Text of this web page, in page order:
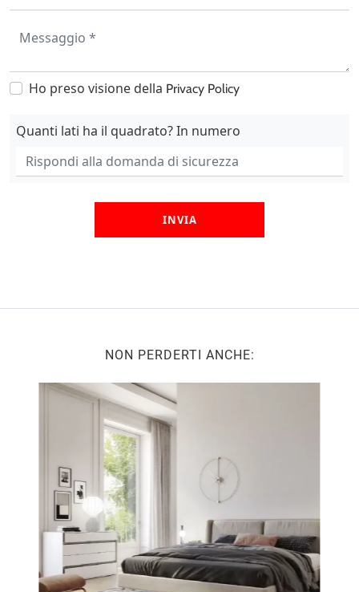
Ho preso visione della Privacy Policy
Quanti lati ha il quadrato? In numero
INVIA
NON PERDERTI ANCHE: